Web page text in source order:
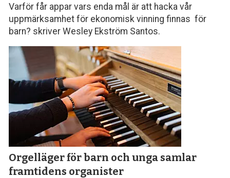
Varför får appar vars enda mål är att hacka vår
uppmärksamhet för ekonomisk vinning finnas för
barn? skriver Wesley Ekström Santos.
Orgelläger för barn och unga samlar
framtidens organister